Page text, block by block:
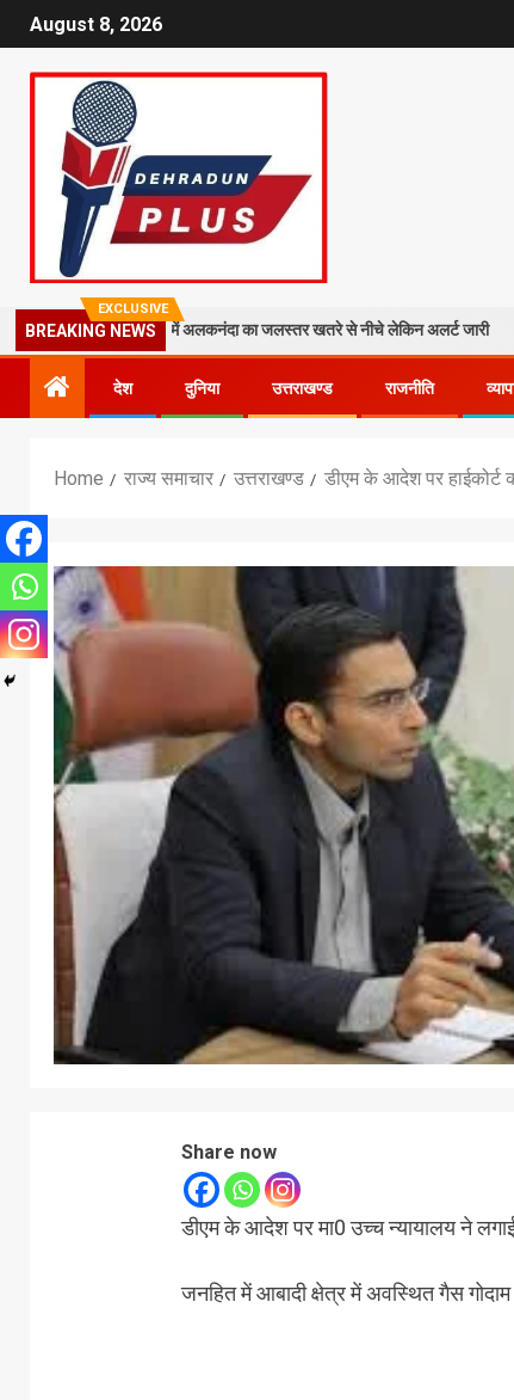
August 8, 2026
EXCLUSIVE
BREAKING NEWS
मलबा, श्रीनगर में अलकनंदा का जलस्तर खतरे से नीचे लेकिन अलर्ट जारी
देश दुनिया उत्तराखण्ड राजनीति
Home राज्य समाचार उत्तराखण्ड डीएम के आदेश पर हाईकोर्ट
Share now
डीएम के आदेश पर मा0 उच्च न्यायालय ने
जनहित में आबादी क्षेत्र में अवस्थित गैस